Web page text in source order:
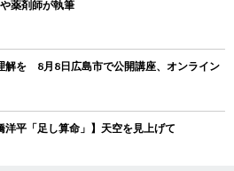
薬剤師が執筆
解を 8月8日広島市で公開講座、オンライン
洋平「足し算命」】天空を見上げて